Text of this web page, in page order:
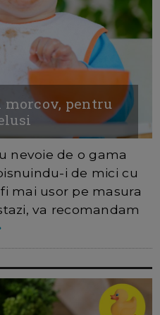
pentru
nevoie de o gama
i de mici cu
mai usor pe masura
va recomandam